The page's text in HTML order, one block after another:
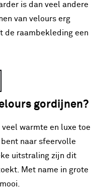
is dan veel andere
van velours erg
de raambekleding een
gordijnen?
veel warmte en luxe toe
naar sfeervolle
uitstraling zijn dit
Met name in grote